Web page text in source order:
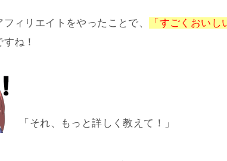
フィリエイトをやったことで、 「すごくおいし
ね！
「それ、もっと詳しく教えて！」